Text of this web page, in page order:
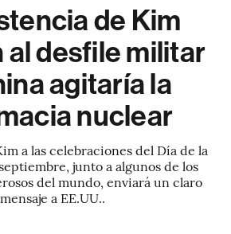
de Kim
al desfile militar
agitaría la
nuclear
a las celebraciones del Día de la
junto a algunos de los
del mundo, enviará un claro
mensaje a EE.UU..